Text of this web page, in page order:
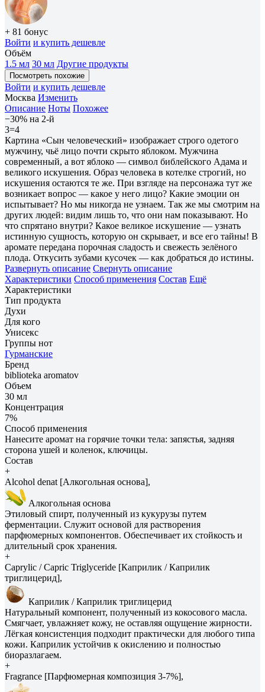
+ 81 бонус
Войти и купить дешевле
Объём
1.5 мл 30 мл Другие продукты
Посмотреть похожие
Войти и купить дешевле
Москва Изменить
Описание Ноты Похожее
−30% на 2-й
3=4
Картина «Сын человеческий» изображает строго одетого
мужчину, чьё лицо почти скрыто яблоком. Мужчина
современный, а вот яблоко — символ библейского Адама и
великого искушения. Образ человека в котелке строгий, но
искушения остаются те же. При взгляде на персонажа тут же
возникает вопрос — какое у него лицо? Какие эмоции он
испытывает? Но мы никогда не узнаем. Так же мы смотрим на
других людей: видим лишь то, что они нам показывают. Но
что спрятано внутри? Какое великое искушение — узнать
истинную сущность, которую он скрывает, и все его тайны! В
аромате передана порочная сладость и свежесть зелёного
плода. Откусить зубами кусочек — как добраться до истины.
Развернуть описание Свернуть описание
Характеристики Способ применения Состав Ещё
Характеристики
Тип продукта
Духи
Для кого
Унисекс
Группы нот
Гурманские
Бренд
biblioteka aromatov
Объем
30 мл
Концентрация
7%
Способ применения
Нанесите аромат на горячие точки тела: запястья, задняя
сторона ушей и коленок, ключицы.
Состав
+
Alcohol denat [Алкогольная основа],
Алкогольная основа
Этиловый спирт, полученный из кукурузы путем
ферментации. Служит основой для растворения
парфюмерных компонентов. Обеспечивает их стойкость и
длительный срок хранения.
+
Caprylic / Capric Triglyceride [Каприлик / Каприлик
триглицерид],
Каприлик / Каприлик триглицерид
Натуральный компонент, полученный из кокосового масла.
Смягчает, увлажняет кожу, не оставляя ощущение жирности.
Лёгкая консистенция подходит практически для любого типа
кожи. Каприлик устойчив к окислению и полностью
биоразлагаем.
+
Fragrance [Парфюмерная композиция 3-7%],